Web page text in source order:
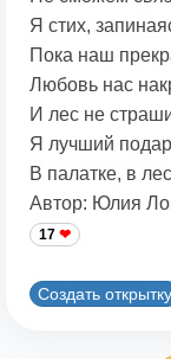
Я стих,
Пока наш
Любовь нас
И лес не
Я лучший
В палатке, в
Автор: Юлия
17
Создать открытку